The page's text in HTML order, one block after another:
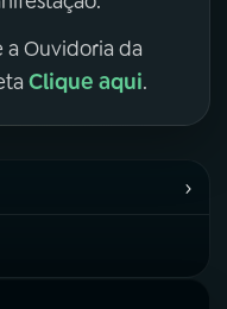
a Ouvidoria da
Clique aqui.
›